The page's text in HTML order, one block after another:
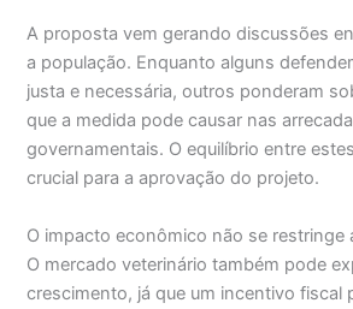
A proposta vem gerando discussões
a população. Enquanto alguns
justa e necessária, outros ponderam
que a medida pode causar nas
governamentais. O equilíbrio entre
crucial para a aprovação do projeto.
O impacto econômico não se restringe
O mercado veterinário também pode
crescimento, já que um incentivo fiscal